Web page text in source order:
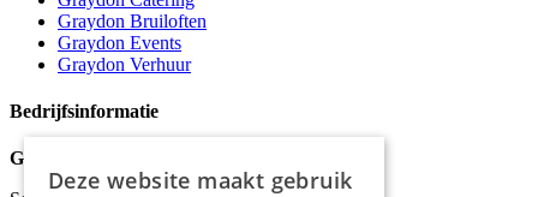
Graydon Bruiloften
Graydon Events
Graydon Verhuur
Bedrijfsinformatie
Graydon
Deze website maakt gebruik